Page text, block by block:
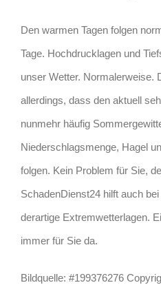
Den warmen Tagen folgen
Tage. Hochdrucklagen und
unser Wetter. Normalerweise.
allerdings, dass den aktuell
nunmehr häufig
Niederschlagsmenge, Hagel
folgen. Kein Problem für Sie,
SchadenDienst24 hilft auch
derartige Extremwetterlagen.
immer für Sie da.
Bildquelle: #199376276